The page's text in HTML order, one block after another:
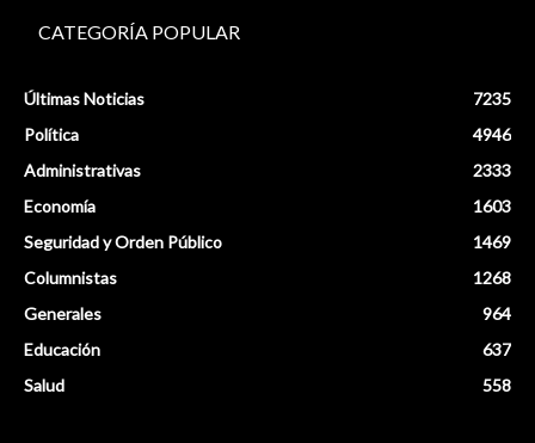
CATEGORÍA POPULAR
Últimas Noticias
7235
Política
4946
Administrativas
2333
Economía
1603
Seguridad y Orden Público
1469
Columnistas
1268
Generales
964
Educación
637
Salud
558